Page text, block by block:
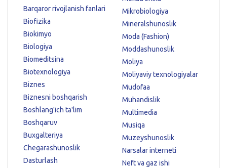
Barqaror rivojlanish fanlari
Biofizika
Biokimyo
Biologiya
Biomeditsina
Biotexnologiya
Biznes
Biznesni boshqarish
Boshlang'ich ta'lim
Boshqaruv
Buxgalteriya
Chegarashunoslik
Dasturlash
Mikrobiologiya
Mineralshunoslik
Moda (Fashion)
Moddashunoslik
Moliya
Moliyaviy texnologiyalar
Mudofaa
Muhandislik
Multimedia
Musiqa
Muzeyshunoslik
Narsalar interneti
Neft va gaz ishi